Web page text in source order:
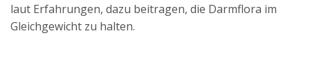
laut Erfahrungen, dazu beitragen, die Darmflora im
Gleichgewicht zu halten.